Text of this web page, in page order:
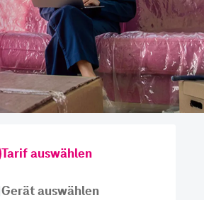
Tarif auswählen
Gerät auswählen